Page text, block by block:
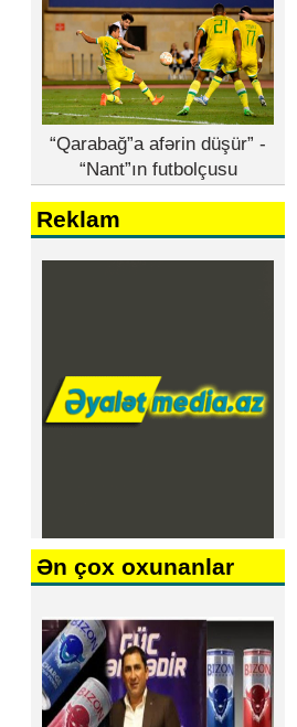
“Qarabağ”a afərin düşür” -
“Nant”ın futbolçusu
Reklam
Ən çox oxunanlar